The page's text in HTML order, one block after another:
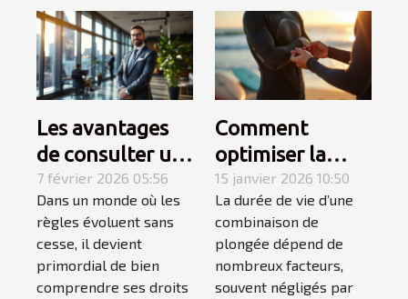
Les avantages
de consulter un
spécialiste du
droit
7 février 2026 05:56
Dans un monde où les
règles évoluent sans
cesse, il devient
primordial de bien
comprendre ses droits
Comment
optimiser la
durabilité de
votre
combinaison de
plongée ?
15 janvier 2026 10:50
La durée de vie d’une
combinaison de
plongée dépend de
nombreux facteurs,
souvent négligés par